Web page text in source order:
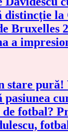
distincție la
Bruxelles
a
stare pură!
pasiunea
de fotbal?